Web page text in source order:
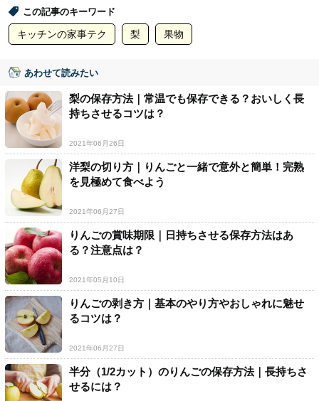
この記事のキーワード
キッチンの家事テク 梨 果物
あわせて読みたい
梨の保存方法｜常温でも保存できる？おいしく長
持ちさせるコツは？
2021年06月26日
洋梨の切り方｜りんごと一緒で意外と簡単！完熟
を見極めて食べよう
2021年06月27日
りんごの賞味期限｜日持ちさせる保存方法はあ
る？注意点は？
2021年05月10日
りんごの剥き方｜基本のやり方やおしゃれに魅せ
るコツは？
2021年06月27日
半分（1/2カット）のりんごの保存方法｜長持ちさ
せるには？